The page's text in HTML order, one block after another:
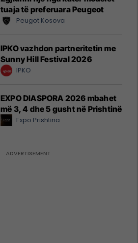
tuaja të preferuara Peugeot
Peugot Kosova
IPKO vazhdon partneritetin me
Sunny Hill Festival 2026
IPKO
EXPO DIASPORA 2026 mbahet
më 3, 4 dhe 5 gusht në Prishtinë
Expo Prishtina